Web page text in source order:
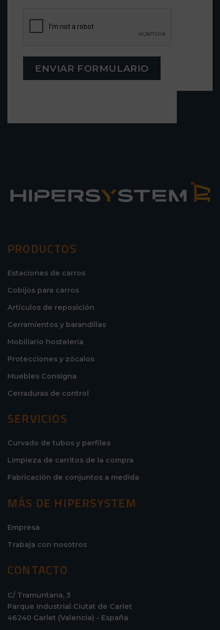
ENVIAR FORMULARIO
PRODUCTOS
Estaciones de carros
Cobijos para carros
Artículos de reposición
Cerramientos y barandillas
Mobiliario hostelería
Protecciones y zócalos
Muebles Consigna
Cerraduras de control
SERVICIOS
Curvado de tubos y perfiles
Limpieza de carritos de la compra
Fabricación de conjuntos a medida
MÁS DE HIPERSYSTEM
Empresa
Trabaja con nosotros
CONTACTO
C/ Tramuntana, 3
Parque Industrial Ciutat de Carlet
46240 Carlet (Valencia) - España